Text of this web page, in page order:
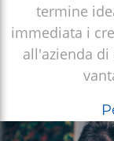
termine
immediata i
all'azienda